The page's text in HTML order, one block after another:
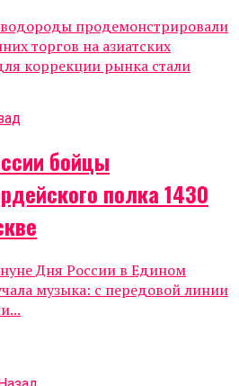
продемонстрировали
торгов на азиатских
коррекции рынка стали
бойцы
полка 1430
Дня России в Едином
музыка: с передовой линии